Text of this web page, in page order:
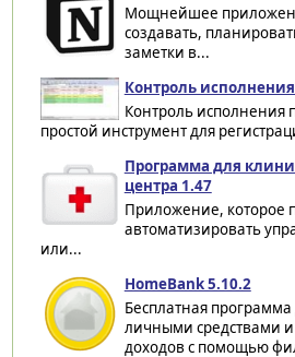
Мощнейшее
создавать,
заметки в...
Контроль
Контроль исполнения
простой инструмент для
Программа для
центра 1.47
Приложение, которое
автоматизировать
или...
HomeBank 5.10.2
Бесплатная
личными средствами
доходов с помощью